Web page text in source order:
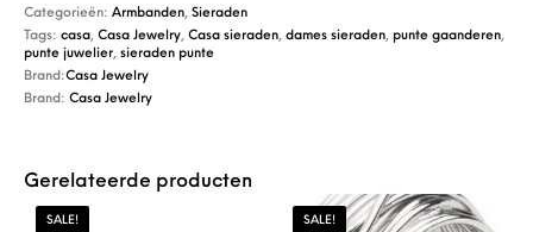
Categorieën:Armbanden,Sieraden
Tags:casa,Casa Jewelry,Casa sieraden,dames sieraden, punte gaanderen,
punte juwelier,sieraden punte
Brand:Casa Jewelry
Brand:Casa Jewelry
Gerelateerde producten
SALE! SALE!